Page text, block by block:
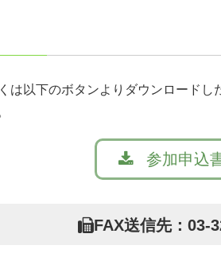
は以下のボタンよりダウンロード
参加申込
FAX送信先：03-